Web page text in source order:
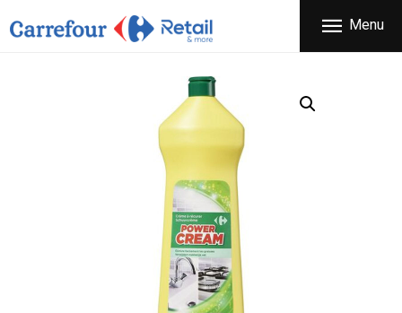
Menu
CARREFOUR
ΕΤΑΙΡΕΙΑ
ΠΡΟΪΟΝΤΑ
ΚΑΤΑΣΤΗΜΑΤΑ
ΠΡΟΣΦΟΡΕΣ
FRANCHISE
ΕΠΙΚΟΙΝΩΝΙΑ